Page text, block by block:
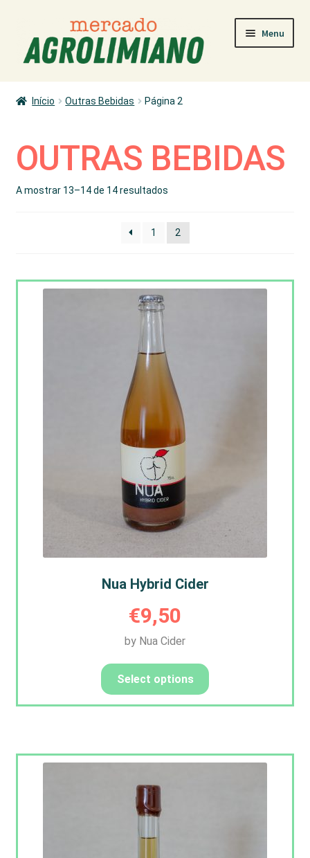
para
para
Menu
COMO COMPRAR
PRODUTOS
Início Outras Bebidas Página 2
OUTRAS BEBIDAS
A mostrar 13–14 de 14 resultados
1 2
Nua Hybrid Cider
€9,50
by Nua Cider
Select options